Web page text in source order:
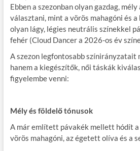
Ebben a szezonban olyan gazdag,
választani, mint a vörös mahagóni és
olyan lágy, légies neutrális színekkel
fehér (Cloud Dancer a 2026-os év
A szezon legfontosabb színirányzatait
hanem a kiegészítők, női táskák
figyelembe venni:
Mély és földelő tónusok
A már említett pávakék mellett hódít a
vörös mahagóni, az égetett olíva és a